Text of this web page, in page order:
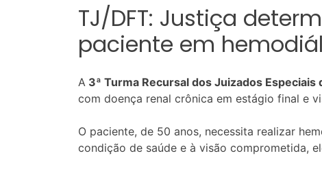
TJ/DFT: Justiça
paciente em
A 3ª Turma Recursal dos Juizados Especiais
com doença renal crônica em estágio final e
O paciente, de 50 anos, necessita realizar
condição de saúde e à visão comprometida,